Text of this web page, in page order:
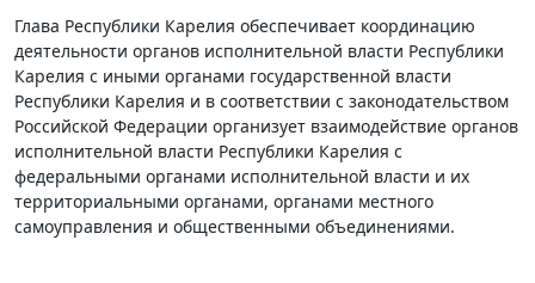
Глава Республики Карелия обеспечивает координацию
деятельности органов исполнительной власти Республики
Карелия с иными органами государственной власти
Республики Карелия и в соответствии с законодательством
Российской Федерации организует взаимодействие органов
исполнительной власти Республики Карелия с
федеральными органами исполнительной власти и их
территориальными органами, органами местного
самоуправления и общественными объединениями.